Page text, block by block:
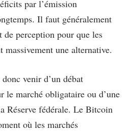
par l’émission
Il faut généralement
de perception pour que les
massivement une alternative.
venir d’un débat
le marché obligataire ou d’une
Réserve fédérale. Le Bitcoin
où les marchés